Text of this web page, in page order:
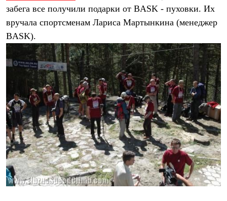
Аксессуары
Головные уборы
Шапки
Балаклавы и маски
Кепки и бейсболки
Повязки
Шарфы
Панамы
Перчатки и рукавицы
Перчатки
Рукавицы
Носки
Полезные аксессуары
Брелки
Ремни
Шевроны
Опушки
Термоковрики
Уход за одеждой
В Арктику
забега все получили подарки от BASK - пуховки. Их
вручала спортсменам Лариса Мартынкина (менеджер
BASK).